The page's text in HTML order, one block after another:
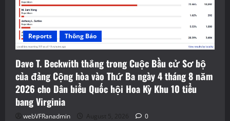
Reports Thông Báo
Dave T. Beckwith thắng trong Cuộc Bầu cử Sơ bộ
của đảng Cộng hòa vào Thứ Ba ngày 4 tháng 8 năm
2026 cho Dân biểu Quốc hội Hoa Kỳ Khu 10 tiểu
bang Virginia
webVFRanadmin August 5, 2026 0